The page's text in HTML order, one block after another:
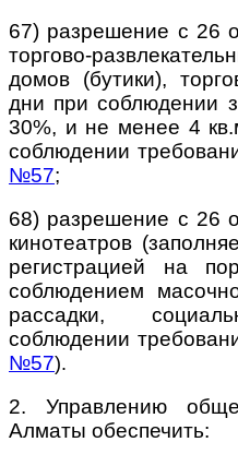
67) разрешение с 26
торгово-
домов (бутики),
дни при соблюдении
30%, и не менее 4
соблюдении
№57;
68) разрешение с 26
кинотеатров
регистрацией на
соблюдением
рассадки,
соблюдении
№57).
2. Управлению
Алматы обеспечить: